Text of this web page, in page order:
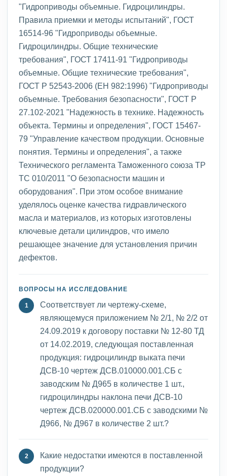
"Гидроприводы объемные. Гидроцилиндры.
Правила приемки и методы испытаний", ГОСТ
16514-96 "Гидроприводы объемные.
Гидроцилиндры. Общие технические
требования", ГОСТ 17411-91 "Гидроприводы
объемные. Общие технические требования",
ГОСТ Р 52543-2006 (ЕН 982:1996) "Гидроприводы
объемные. Требования безопасности", ГОСТ Р
27.102-2021 "Надежность в технике. Надежность
объекта. Термины и определения", ГОСТ 15467-
79 "Управление качеством продукции. Основные
понятия. Термины и определения", а также
Технического регламента Таможенного союза ТР
ТС 010/2011 "О безопасности машин и
оборудования". При этом особое внимание
уделялось оценке качества гидравлического
масла и материалов, из которых изготовлены
ключевые детали цилиндров, что имело
решающее значение для установления причин
дефектов.
ВОПРОСЫ НА ИССЛЕДОВАНИЕ
Соответствует ли чертежу-схеме,
являющемуся приложением № 2/1, № 2/2 от
24.09.2019 к договору поставки № 12-80 ТД
от 14.02.2019, следующая поставленная
продукция: гидроцилиндр выката печи
ДСВ-10 чертеж ДСВ.010000.001.СБ с
заводским № Д965 в количестве 1 шт.,
гидроцилиндры наклона печи ДСВ-10
чертеж ДСВ.020000.001.СБ с заводскими №
Д966, № Д967 в количестве 2 шт.?
Какие недостатки имеются в поставленной
продукции?